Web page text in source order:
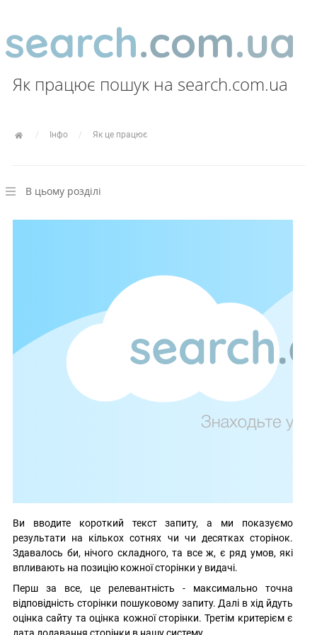
Як працює пошук на search.com.ua
Інфо Як це працює
В цьому розділі
Ви вводите короткий текст запиту, а ми показуємо
результати на кількох сотнях чи чи десятках сторінок.
Здавалось би, нічого складного, та все ж, є ряд умов, які
впливають на позицію кожної сторінки у видачі.
Перш за все, це релевантність - максимально точна
відповідність сторінки пошуковому запиту. Далі в хід йдуть
оцінка сайту та оцінка кожної сторінки. Третім критерієм є